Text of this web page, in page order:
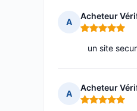
A
Acheteur
Note : 5 sur 5
un site
A
Acheteur
Note : 5 sur 5